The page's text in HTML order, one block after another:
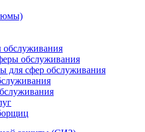
обслуживания
обслуживания
для сфер обслуживания